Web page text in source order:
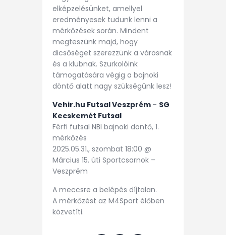
elképzelésünket, amellyel
eredményesek tudunk lenni a
mérkőzések során. Mindent
megteszünk majd, hogy
dicsőséget szerezzünk a városnak
és a klubnak. Szurkolóink
támogatására végig a bajnoki
döntő alatt nagy szükségünk lesz!
Vehir.hu Futsal Veszprém – SG
Kecskemét Futsal
Férfi futsal NBI bajnoki döntő, 1.
mérkőzés
2025.05.31., szombat 18:00 @
Március 15. úti Sportcsarnok –
Veszprém
A meccsre a belépés díjtalan.
A mérkőzést az M4Sport élőben
közvetíti.